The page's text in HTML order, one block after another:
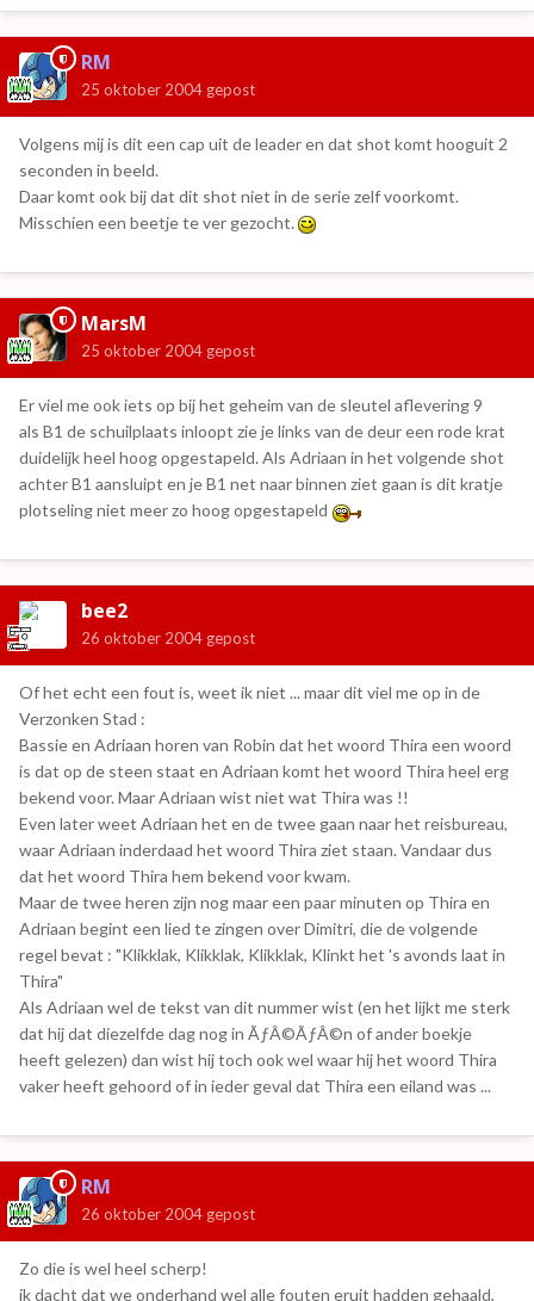
RM
25 oktober 2004 gepost
Volgens mij is dit een cap uit de leader en dat shot komt hooguit 2
seconden in beeld.
Daar komt ook bij dat dit shot niet in de serie zelf voorkomt.
Misschien een beetje te ver gezocht.
MarsM
25 oktober 2004 gepost
Er viel me ook iets op bij het geheim van de sleutel aflevering 9
als B1 de schuilplaats inloopt zie je links van de deur een rode krat
duidelijk heel hoog opgestapeld. Als Adriaan in het volgende shot
achter B1 aansluipt en je B1 net naar binnen ziet gaan is dit kratje
plotseling niet meer zo hoog opgestapeld
bee2
26 oktober 2004 gepost
Of het echt een fout is, weet ik niet ... maar dit viel me op in de
Verzonken Stad :
Bassie en Adriaan horen van Robin dat het woord Thira een woord
is dat op de steen staat en Adriaan komt het woord Thira heel erg
bekend voor. Maar Adriaan wist niet wat Thira was !!
Even later weet Adriaan het en de twee gaan naar het reisbureau,
waar Adriaan inderdaad het woord Thira ziet staan. Vandaar dus
dat het woord Thira hem bekend voor kwam.
Maar de twee heren zijn nog maar een paar minuten op Thira en
Adriaan begint een lied te zingen over Dimitri, die de volgende
regel bevat : "Klikklak, Klikklak, Klikklak, Klinkt het 's avonds laat in
Thira"
Als Adriaan wel de tekst van dit nummer wist (en het lijkt me sterk
dat hij dat diezelfde dag nog in ÃƒÂ©ÃƒÂ©n of ander boekje
heeft gelezen) dan wist hij toch ook wel waar hij het woord Thira
vaker heeft gehoord of in ieder geval dat Thira een eiland was ...
RM
26 oktober 2004 gepost
Zo die is wel heel scherp!
ik dacht dat we onderhand wel alle fouten eruit hadden gehaald,